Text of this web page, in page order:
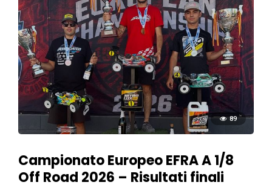
89
Campionato Europeo EFRA A 1/8
Off Road 2026 – Risultati finali